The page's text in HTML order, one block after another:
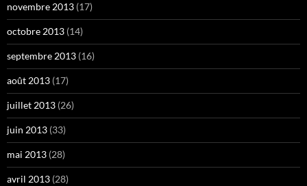
novembre 2013 (17)
octobre 2013 (14)
septembre 2013 (16)
août 2013 (17)
juillet 2013 (26)
juin 2013 (33)
mai 2013 (28)
avril 2013 (28)